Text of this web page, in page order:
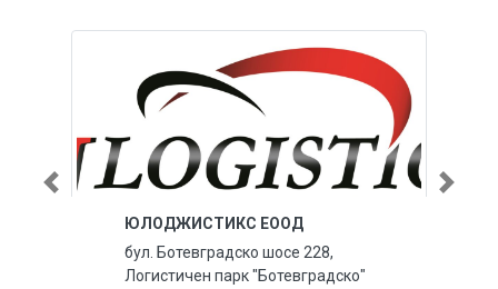
ЮЛОДЖИСТИКС ЕООД
бул. Ботевградско шосе 228,
Логистичен парк "Ботевградско"
Previous Next